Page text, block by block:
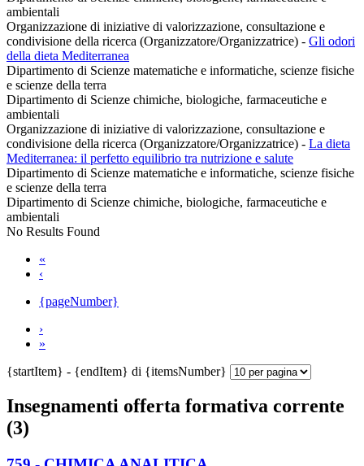
ambientali
Organizzazione di iniziative di valorizzazione, consultazione e
condivisione della ricerca (Organizzatore/Organizzatrice) - Gli odori
della dieta Mediterranea
Dipartimento di Scienze matematiche e informatiche, scienze fisiche
e scienze della terra
Dipartimento di Scienze chimiche, biologiche, farmaceutiche e
ambientali
Organizzazione di iniziative di valorizzazione, consultazione e
condivisione della ricerca (Organizzatore/Organizzatrice) - La dieta
Mediterranea: il perfetto equilibrio tra nutrizione e salute
Dipartimento di Scienze matematiche e informatiche, scienze fisiche
e scienze della terra
Dipartimento di Scienze chimiche, biologiche, farmaceutiche e
ambientali
No Results Found
«
‹
{pageNumber}
›
»
{startItem} - {endItem} di {itemsNumber}
Insegnamenti offerta formativa corrente
(3)